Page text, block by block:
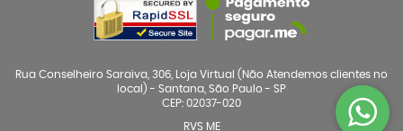
Rua Conselheiro Saraiva, 306, Loja Virtual (Não Atendemos clientes no
local) - Santana, São Paulo - SP
CEP: 02037-020
RVS ME